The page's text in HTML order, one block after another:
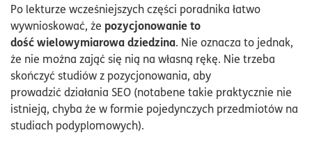
Po lekturze wcześniejszych części poradnika łatwo
wywnioskować, że pozycjonowanie to
dość wielowymiarowa dziedzina. Nie oznacza to jednak,
że nie można zająć się nią na własną rękę. Nie trzeba
skończyć studiów z pozycjonowania, aby
prowadzić działania SEO (notabene takie praktycznie nie
istnieją, chyba że w formie pojedynczych przedmiotów na
studiach podyplomowych).